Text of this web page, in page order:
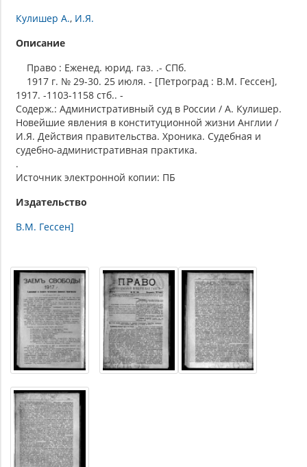
Кулишер А. И.Я.
Описание
Право : Еженед. юрид. газ. .- СПб.
1917 г. № 29-30. 25 июля. - [Петроград : В.М. Гессен],
1917. -1103-1158 стб.. -
Содерж.: Административный суд в России / А. Кулишер.
Новейшие явления в конституционной жизни Англии /
И.Я. Действия правительства. Хроника. Судебная и
судебно-административная практика.
.
Источник электронной копии: ПБ
Издательство
В.М. Гессен]